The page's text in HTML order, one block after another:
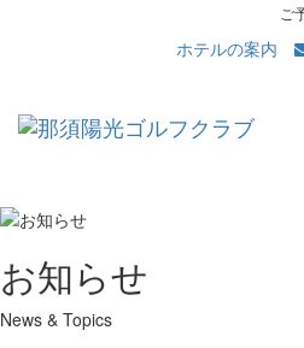
ご
ホテルの案内
お知らせ
News & Topics